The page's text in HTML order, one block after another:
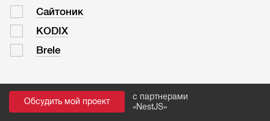
Сайтоник
KODIX
Brele
Обсудить мой проект
с партнерами
«NestJS»